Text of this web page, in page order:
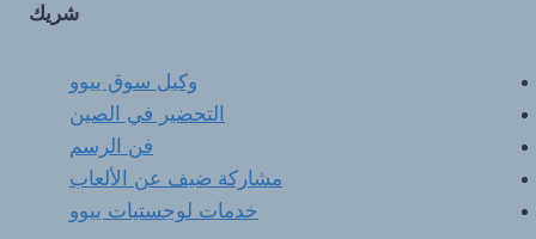
شريك
وكيل سوق ييوو
التحضير في الصين
فن الرسم
مشاركة ضيف عن الألعاب
خدمات لوجستيات ييوو